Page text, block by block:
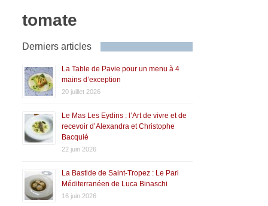
tomate
Derniers articles
La Table de Pavie pour un menu à 4
mains d’exception
20 juillet 2026
Le Mas Les Eydins : l’Art de vivre et de
recevoir d’Alexandra et Christophe
Bacquié
22 juin 2026
La Bastide de Saint-Tropez : Le Pari
Méditerranéen de Luca Binaschi
16 juin 2026